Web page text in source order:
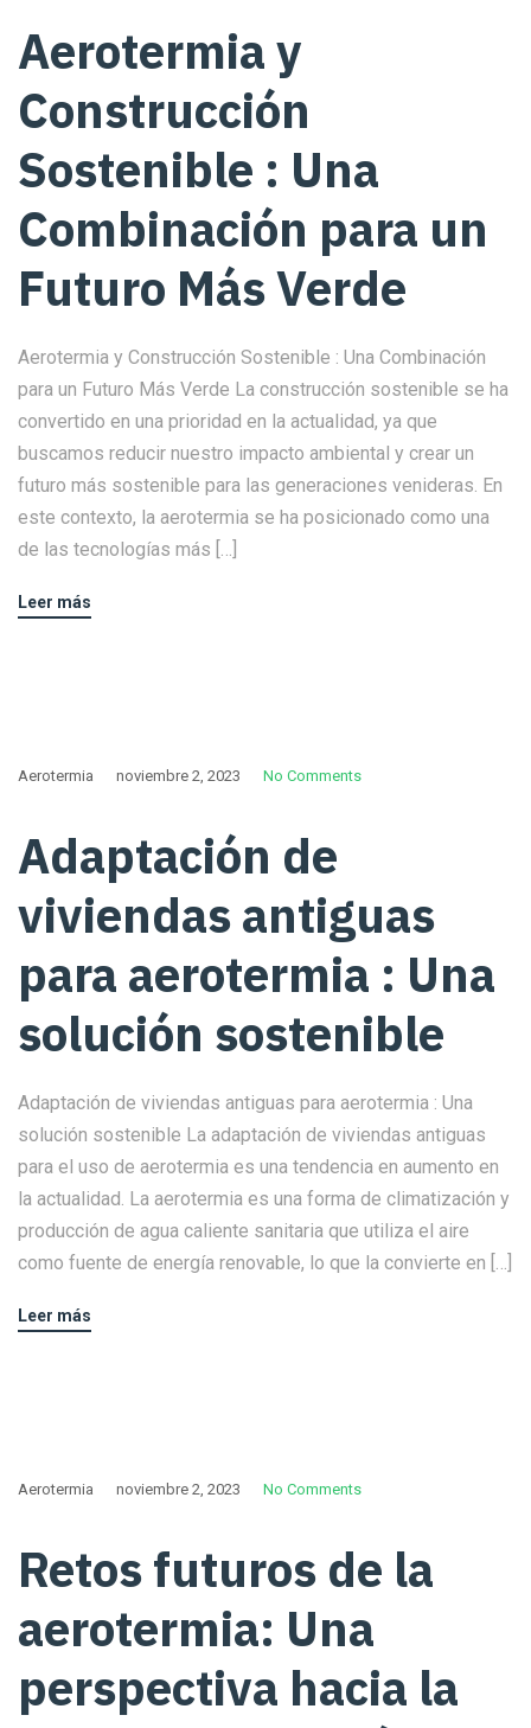
Aerotermia y
Construcción
Sostenible : Una
Combinación para un
Futuro Más Verde
Aerotermia y Construcción Sostenible : Una Combinación
para un Futuro Más Verde La construcción sostenible se ha
convertido en una prioridad en la actualidad, ya que
buscamos reducir nuestro impacto ambiental y crear un
futuro más sostenible para las generaciones venideras. En
este contexto, la aerotermia se ha posicionado como una
de las tecnologías más […]
Leer más
Aerotermia noviembre 2, 2023 No Comments
Adaptación de
viviendas antiguas
para aerotermia : Una
solución sostenible
Adaptación de viviendas antiguas para aerotermia : Una
solución sostenible La adaptación de viviendas antiguas
para el uso de aerotermia es una tendencia en aumento en
la actualidad. La aerotermia es una forma de climatización y
producción de agua caliente sanitaria que utiliza el aire
como fuente de energía renovable, lo que la convierte en […]
Leer más
Aerotermia noviembre 2, 2023 No Comments
Retos futuros de la
aerotermia: Una
perspectiva hacia la